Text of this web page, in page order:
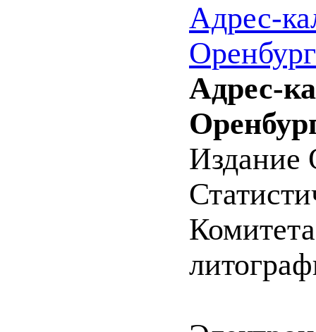
Адрес-
Адрес-
Издание